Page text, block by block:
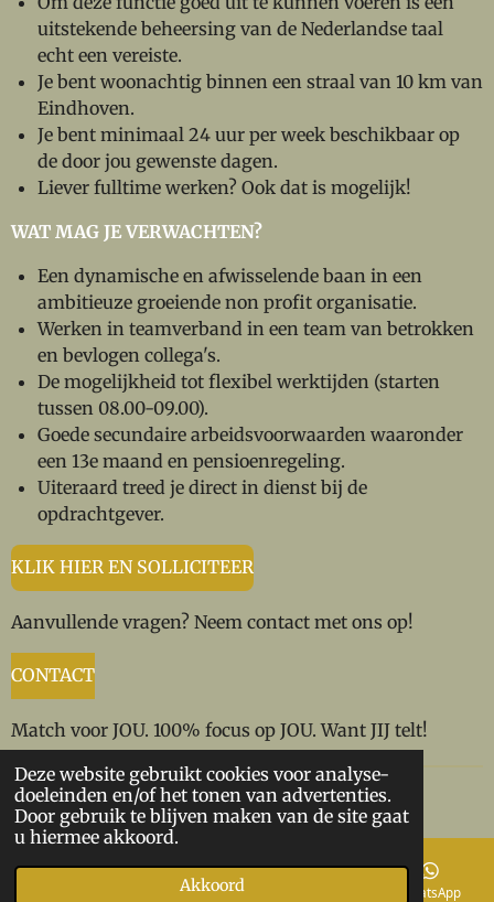
Deze website gebruikt cookies voor analyse-
doeleinden en/of het tonen van advertenties.
Door gebruik te blijven maken van de site gaat
u hiermee akkoord.
Akkoord
uitstekende beheersing van de Nederlandse taal
echt een vereiste.
Je bent woonachtig binnen een straal van 10 km van
Eindhoven.
Je bent minimaal 24 uur per week beschikbaar op
de door jou gewenste dagen.
Liever fulltime werken? Ook dat is mogelijk!
WAT MAG JE VERWACHTEN?
Een dynamische en afwisselende baan in een
ambitieuze groeiende non profit organisatie.
Werken in teamverband in een team van betrokken
en bevlogen collega's.
De mogelijkheid tot flexibel werktijden (starten
tussen 08.00-09.00).
Goede secundaire arbeidsvoorwaarden waaronder
een 13e maand en pensioenregeling.
Uiteraard treed je direct in dienst bij de
opdrachtgever.
KLIK HIER EN SOLLICITEER
Aanvullende vragen? Neem contact met ons op!
CONTACT
Match voor JOU. 100% focus op JOU. Want JIJ telt!
©2023MatchvoorJOU
Telefoonnummer WhatsApp